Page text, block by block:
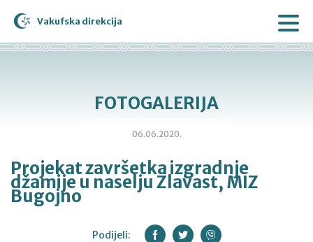
Vakufska direkcija
FOTOGALERIJA
06.06.2020.
Projekat završetka izgradnje
džamije u naselju Zlavast, MIZ
Bugojno
Podijeli: